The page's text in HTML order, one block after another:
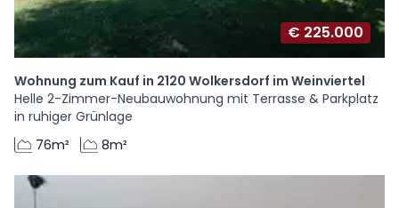
€ 225.000
Wohnung zum Kauf in 2120 Wolkersdorf im Weinviertel
Helle 2-Zimmer-Neubauwohnung mit Terrasse & Parkplatz
in ruhiger Grünlage
76m²
8m²